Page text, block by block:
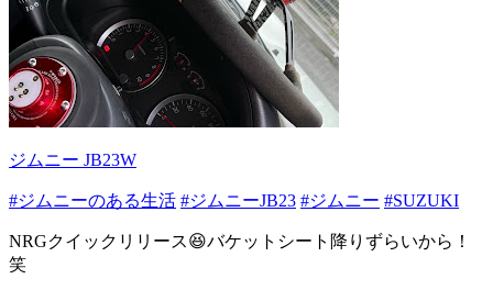
ジムニー JB23W
#ジムニーのある生活 #ジムニーJB23 #ジムニー #SUZUKI
NRGクイックリリース😆バケットシート降りずらいから！
笑